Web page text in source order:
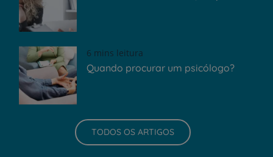
6 mins leitura
Quando procurar um psicólogo?
TODOS OS ARTIGOS